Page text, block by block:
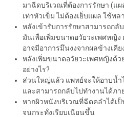
มาฉีดบริเวณที่ต้องการรักษา (แ
เท่าหัวเข็ม ไม่ต้องเย็บแผล ใช้พล
หลังเข้ารับการรักษาสามารถกลั
มันเพื่อเพิ่มขนาดอวัยวะเพศหญิง
อาจมีอาการมึนงงจากผลข้างเคี
หลังเพิ่มขนาดอวัยวะเพศหญิงด้
อย่างไร?
ส่วนใหญ่แล้ว แพทย์จะให้อาบน้ำ
และสามารถกลับไปทำงานได้ภา
หากผิวหนังบริเวณที่ฉีดคลำได้เ
จนกระทั่งเรียบเนียนขึ้น